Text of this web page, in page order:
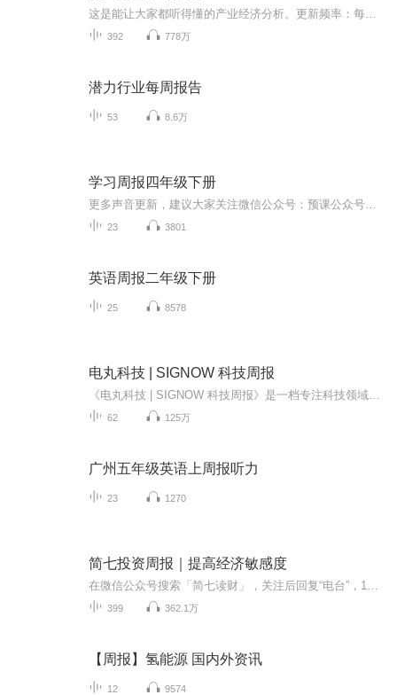
392 778万
潜力行业每周报告
53 8.6万
学习周报四年级下册
23 3801
英语周报二年级下册
25 8578
电丸科技 | SIGNOW 科技周报
62 125万
广州五年级英语上周报听力
23 1270
简七投资周报｜提高经济敏感度
399 362.1万
【周报】氢能源 国内外资讯
12 9574